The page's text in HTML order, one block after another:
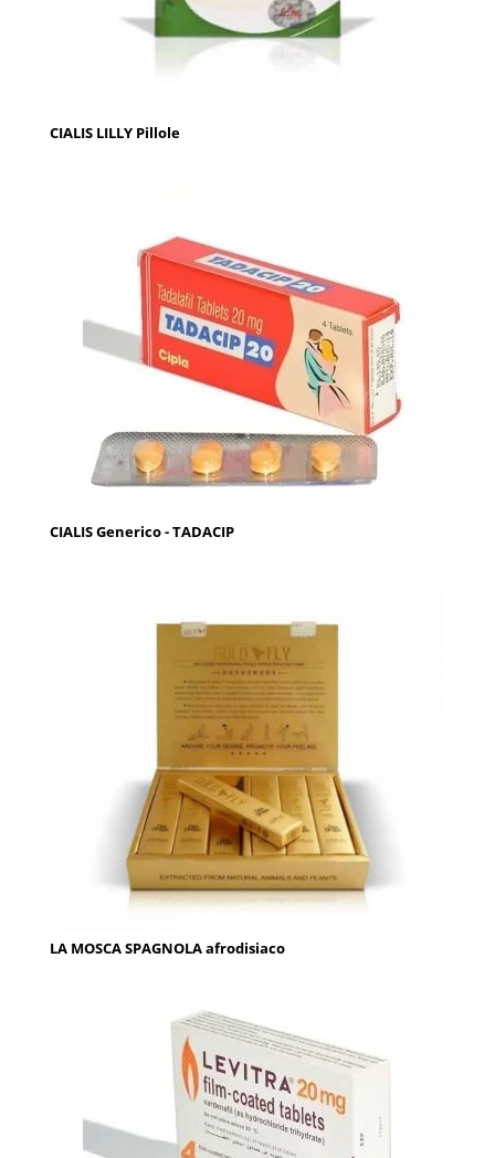
CIALIS LILLY Pillole
CIALIS Generico - TADACIP
LA MOSCA SPAGNOLA afrodisiaco